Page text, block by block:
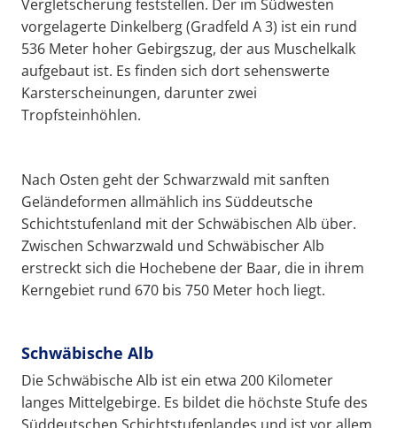
Vergletscherung feststellen. Der im Südwesten
vorgelagerte Dinkelberg (Gradfeld A 3) ist ein rund
536 Meter hoher Gebirgszug, der aus Muschelkalk
aufgebaut ist. Es finden sich dort sehenswerte
Karsterscheinungen, darunter zwei
Tropfsteinhöhlen.
Nach Osten geht der Schwarzwald mit sanften
Geländeformen allmählich ins Süddeutsche
Schichtstufenland mit der Schwäbischen Alb über.
Zwischen Schwarzwald und Schwäbischer Alb
erstreckt sich die Hochebene der Baar, die in ihrem
Kerngebiet rund 670 bis 750 Meter hoch liegt.
Schwäbische Alb
Die Schwäbische Alb ist ein etwa 200 Kilometer
langes Mittelgebirge. Es bildet die höchste Stufe des